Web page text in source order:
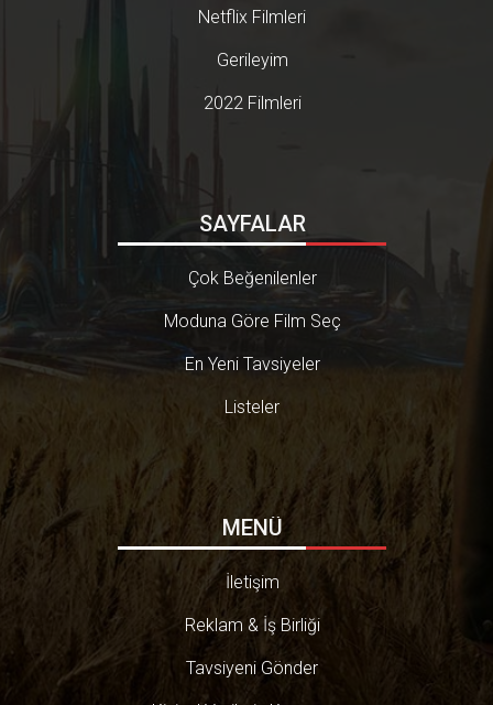
Netflix Filmleri
Gerileyim
2022 Filmleri
SAYFALAR
Çok Beğenilenler
Moduna Göre Film Seç
En Yeni Tavsiyeler
Listeler
MENÜ
İletişim
Reklam & İş Birliği
Tavsiyeni Gönder